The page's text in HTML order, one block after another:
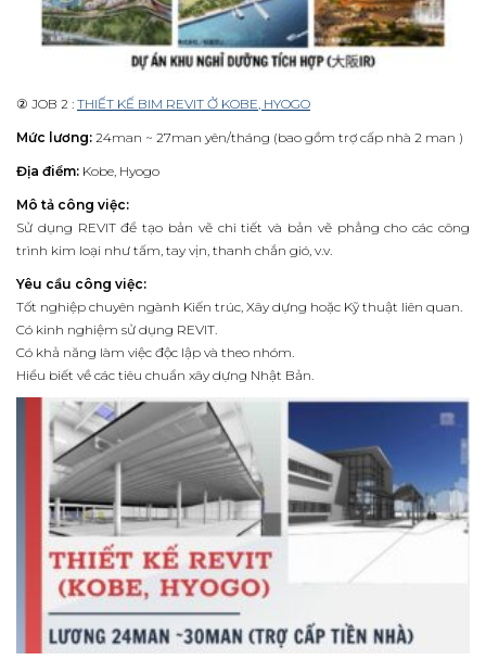
② JOB 2 : THIẾT KẾ BIM REVIT Ở KOBE, HYOGO
Mức lương: 24man ~ 27man yên/tháng (bao gồm trợ cấp nhà 2 man )
Địa điểm: Kobe, Hyogo
Mô tả công việc:
Sử dụng REVIT để tạo bản vẽ chi tiết và bản vẽ phẳng cho các công
trình kim loại như tấm, tay vịn, thanh chắn gió, v.v.
Yêu cầu công việc:
Tốt nghiệp chuyên ngành Kiến trúc, Xây dựng hoặc Kỹ thuật liên quan.
Có kinh nghiệm sử dụng REVIT.
Có khả năng làm việc độc lập và theo nhóm.
Hiểu biết về các tiêu chuẩn xây dựng Nhật Bản.